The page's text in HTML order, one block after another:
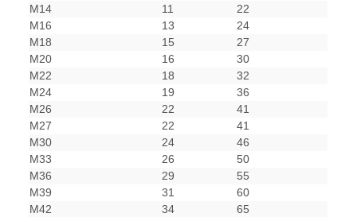
M14
11
22
M16
13
24
M18
15
27
M20
16
30
M22
18
32
M24
19
36
M26
22
41
M27
22
41
M30
24
46
M33
26
50
M36
29
55
M39
31
60
M42
34
65